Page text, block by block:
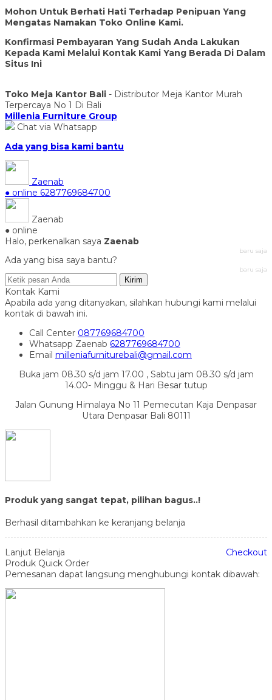
Mohon Untuk Berhati Hati Terhadap Penipuan Yang
Mengatas Namakan Toko Online Kami.
Konfirmasi Pembayaran Yang Sudah Anda Lakukan
Kepada Kami Melalui Kontak Kami Yang Berada Di Dalam
Situs Ini
Toko Meja Kantor Bali - Distributor Meja Kantor Murah
Terpercaya No 1 Di Bali
Millenia Furniture Group
Chat via Whatsapp
Ada yang bisa kami bantu
Zaenab
● online 6287769684700
Zaenab
● online
Halo, perkenalkan saya Zaenab
baru saja
Ada yang bisa saya bantu?
baru saja
Kirim
Kontak Kami
Apabila ada yang ditanyakan, silahkan hubungi kami melalui
kontak di bawah ini.
Call Center 087769684700
Whatsapp Zaenab 6287769684700
Email milleniafurniturebali@gmail.com
Buka jam 08.30 s/d jam 17.00 , Sabtu jam 08.30 s/d jam
14.00- Minggu & Hari Besar tutup
Jalan Gunung Himalaya No 11 Pemecutan Kaja Denpasar
Utara Denpasar Bali 80111
Produk yang sangat tepat, pilihan bagus..!
Berhasil ditambahkan ke keranjang belanja
Lanjut Belanja
Checkout
Produk Quick Order
Pemesanan dapat langsung menghubungi kontak dibawah: